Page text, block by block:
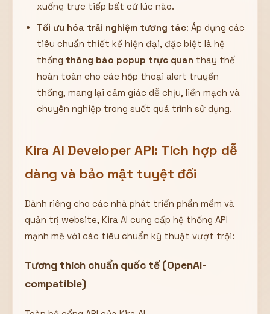
xuống trực tiếp bất cứ lúc nào.
Tối ưu hóa trải nghiệm tương tác: Áp dụng các
tiêu chuẩn thiết kế hiện đại, đặc biệt là hệ
thống thông báo popup trực quan thay thế
hoàn toàn cho các hộp thoại alert truyền
thống, mang lại cảm giác dễ chịu, liền mạch và
chuyên nghiệp trong suốt quá trình sử dụng.
Kira AI Developer API: Tích hợp dễ
dàng và bảo mật tuyệt đối
Dành riêng cho các nhà phát triển phần mềm và
quản trị website, Kira AI cung cấp hệ thống API
mạnh mẽ với các tiêu chuẩn kỹ thuật vượt trội:
Tương thích chuẩn quốc tế (OpenAI-
compatible)